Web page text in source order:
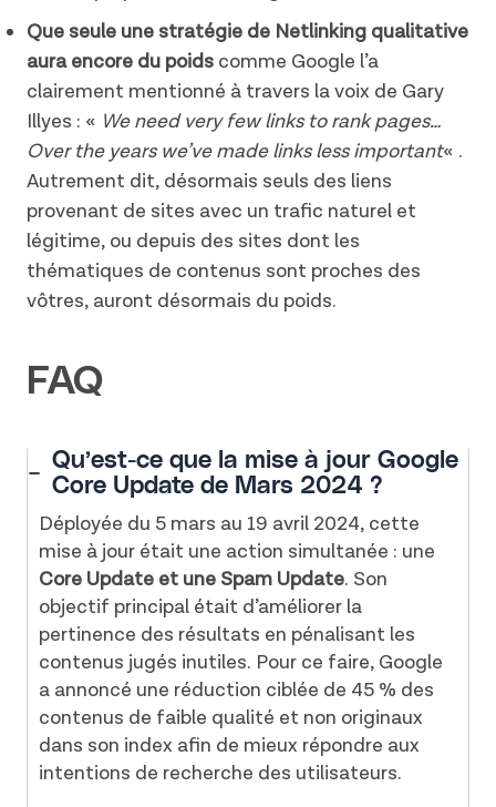
Que seule une stratégie de Netlinking qualitative
aura encore du poidscomme Google l’a
clairement mentionné à travers la voix de Gary
Illyes : « We need very few links to rank pages…
Over the years we’ve made links less important« .
Autrement dit, désormais seuls des liens
provenant de sites avec un trafic naturel et
légitime, ou depuis des sites dont les
thématiques de contenus sont proches des
vôtres, auront désormais du poids.
FAQ
Qu’est-ce que la mise à jour Google
Core Update de Mars 2024 ?
Déployée du 5 mars au 19 avril 2024, cette
mise à jour était une action simultanée : une
Core Update et une Spam Update. Son
objectif principal était d’améliorer la
pertinence des résultats en pénalisant les
contenus jugés inutiles. Pour ce faire, Google
a annoncé une réduction ciblée de 45 % des
contenus de faible qualité et non originaux
dans son index afin de mieux répondre aux
intentions de recherche des utilisateurs.